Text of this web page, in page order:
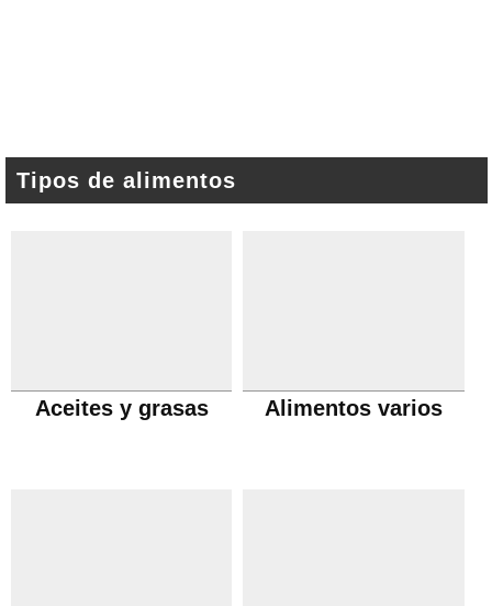
Tipos de alimentos
Aceites y grasas Alimentos varios